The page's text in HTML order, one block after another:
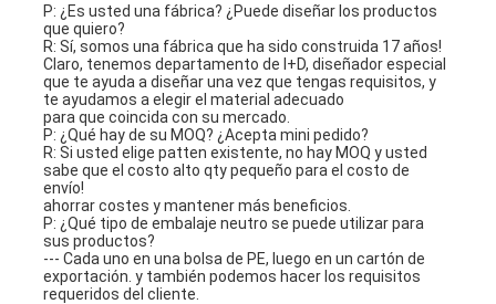
P: ¿Es usted una fábrica? ¿Puede diseñar los productos
que quiero?
R: Sí, somos una fábrica que ha sido construida 17 años!
Claro, tenemos departamento de I+D, diseñador especial
que te ayuda a diseñar una vez que tengas requisitos, y
te ayudamos a elegir el material adecuado
para que coincida con su mercado.
P: ¿Qué hay de su MOQ? ¿Acepta mini pedido?
R: Si usted elige patten existente, no hay MOQ y usted
sabe que el costo alto qty pequeño para el costo de
envío!
ahorrar costes y mantener más beneficios.
P: ¿Qué tipo de embalaje neutro se puede utilizar para
sus productos?
--- Cada uno en una bolsa de PE, luego en un cartón de
exportación. y también podemos hacer los requisitos
requeridos del cliente.